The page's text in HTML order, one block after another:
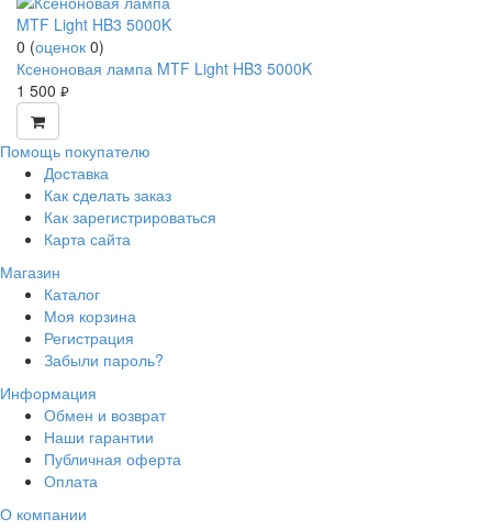
0 (оценок 0)
Ксеноновая лампа MTF Light HB3 5000K
1 500 руб.
Помощь покупателю
Доставка
Как сделать заказ
Как зарегистрироваться
Карта сайта
Магазин
Каталог
Моя корзина
Регистрация
Забыли пароль?
Информация
Обмен и возврат
Наши гарантии
Публичная оферта
Оплата
О компании